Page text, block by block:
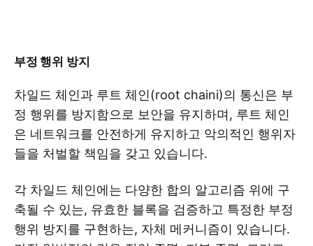
부정 행위 방지
차일드 체인과 루트 체인(root chaini)의 통신은 부
정 행위를 방지함으로 보안을 유지하며, 루트 체인
은 네트워크를 안전하게 유지하고 악의적인 행위자
들을 처벌할 책임을 갖고 있습니다.
각 차일드 체인에는 다양한 합의 알고리즘 위에 구
축될 수 있는, 유효한 블록을 검증하고 특정한 부정
행위 방지를 구현하는, 자체 메커니즘이 있습니다.